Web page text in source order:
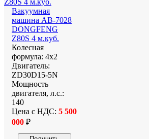
Вакуумная
машина АВ-7028
DONGFENG
Z80S 4 м.куб.
Колесная
формула: 4х2
Двигатель:
ZD30D15-5N
Мощность
двигателя, л.с.:
140
Цена с НДС: 5 500
000 ₽